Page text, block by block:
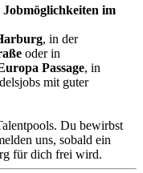
im
, in der
oder in
Passage, in
mit guter
Du bewirbst
uns, sobald ein
für dich frei wird.